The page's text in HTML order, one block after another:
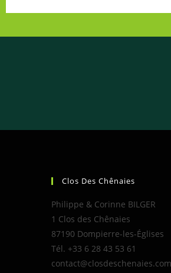
Clos Des Chênaies
Philippe & Corinne BILGER
1 Clos des Chênaies
87190 Dompierre-les-Églises
Tél. +33 6 28 43 53 61
contact@closdeschenaies.com